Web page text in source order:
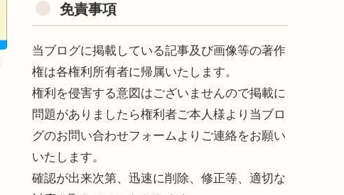
免責事項
当ブログに掲載している記事及び画像等の著作
権は各権利所有者に帰属いたします。
権利を侵害する意図はございませんので掲載に
問題がありましたら権利者ご本人様より当ブロ
グのお問い合わせフォームよりご連絡をお願い
いたします。
確認が出来次第、迅速に削除、修正等、適切な